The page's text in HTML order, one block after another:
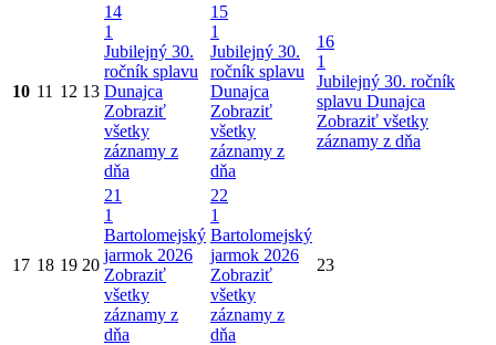
10 11 12 13
14
1
Jubilejný 30.
ročník splavu
Dunajca
Zobraziť
všetky
záznamy z
dňa
15
1
Jubilejný 30.
ročník splavu
Dunajca
Zobraziť
všetky
záznamy z
dňa
16
1
Jubilejný 30. ročník
splavu Dunajca
Zobraziť všetky
záznamy z dňa
17 18 19 20
21
1
Bartolomejský
jarmok 2026
Zobraziť
všetky
záznamy z
dňa
22
1
Bartolomejský
jarmok 2026
Zobraziť
všetky
záznamy z
dňa
23